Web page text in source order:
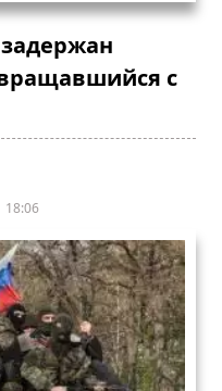
с
18:06